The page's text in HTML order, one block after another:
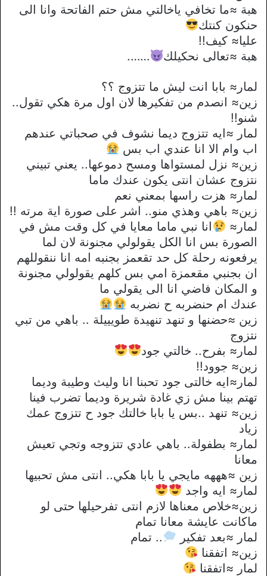
هبة ≈ما تخافي ياخالتي مش حتم الفاتحة وانا الى
حنكون كنتك
عليا≈ كيف!!
هبة ≈تعالى نحكيلك
…….
لمار≈ بابا انت ليش ما تتزوج ؟؟
زين≈ انصدم من تفكيرها لان اول مرة هكي تقول..
شنو!!
لمار ≈ايه تتزوج ديما نشوف في صحباتي عندهم
اب وام الا انا عندي اب بس
زين≈ نزل لمستواها ومسح دموعها.. يعني تبيني
نتزوج عشان انتى يكون عندك ماما
لمار≈ هزت راسها بمعني نعم
زين≈ باهي وهذي منو.. اشر على صورة اية مرته !!
لمار≈
انا نبي ماما معايا في كل وقت مش في
الصورة بس انا الكل يقولولي مجنونة لان لما
يرفعونه رحلة كل حد تقعمز بجنبه امه انا ننقوللهم
ان بجنبي مقعمزة امي بس كلهم يقولولي مجنونة
و المكان فاضي انا الى يقولي ما
عندك ام حنضربه ح نضربه
زين ≈حضنها و تنهد تنهيدة طويييلة .. باهي من تبي
نتزوج
لمار≈ بفرح.. خالتي جود
زين≈ جوود!!
لمار≈ايه خالتى جود تحبنا انا وليث وطيبة وديما
تهتم بينا مش زي غادة شريرة وديما تضرب فينا
زين≈ تنهد ..بس يا بابا خالتك جود ح تتزوج عمك
زياد
لمار≈ بطفولة.. باهي عادي تتزوجه وتجي تعيش
معانا
زين ≈هههه مايجي يا بابا هكي.. انتى مش تحبيها
لمار≈ ايه واجد
زين≈خلاص معناها لازم انتى تفرحيلها حتى لو
ماكانت عايشة معانا تمام
لمار ≈بعد تفكير
.. تمام
زين≈ اتفقنا
لمار ≈اتفقنا